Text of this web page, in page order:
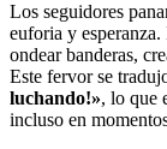
Los seguidores
euforia y
ondear banderas,
Este fervor se
luchando!», lo que
incluso en